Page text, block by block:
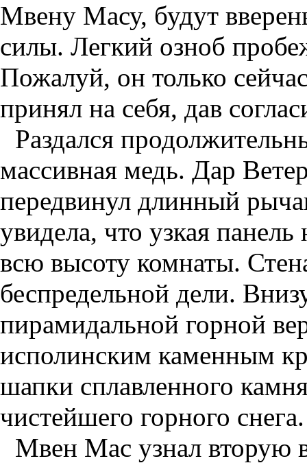
Мвену Масу, будут
силы. Легкий озноб
Пожалуй, он только
принял на себя, дав
Раздался
массивная медь. Дар
передвинул длинный
увидела, что узкая панель
всю высоту комнаты.
беспредельной дели.
пирамидальной горной
исполинским каменным
шапки сплавленного
чистейшего горного снега.
Мвен Мас узнал вторую